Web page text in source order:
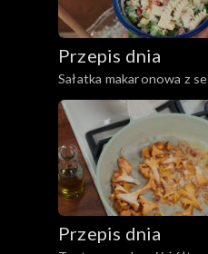
Przepis dnia
Sałatka makaronowa z
wędzonym kurczakiem i
naciowym
Przepis dnia